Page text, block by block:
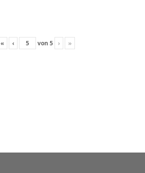
« ‹ von 5 › »